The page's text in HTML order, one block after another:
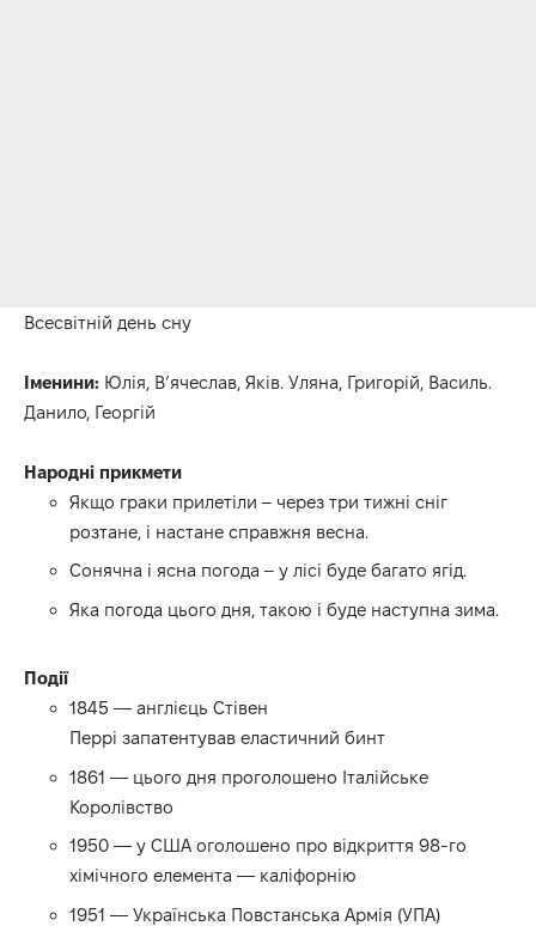
Всесвітній день сну
Іменини: Юлія, В’ячеслав, Яків. Уляна, Григорій, Василь.
Данило, Георгій
Народні прикмети
Якщо граки прилетіли – через три тижні сніг
розтане, і настане справжня весна.
Сонячна і ясна погода – у лісі буде багато ягід.
Яка погода цього дня, такою і буде наступна зима.
Події
1845 — англієць Стівен
Перрі запатентував еластичний бинт
1861 — цього дня проголошено Італійське
Королівство
1950 — у США оголошено про відкриття 98-го
хімічного елемента — каліфорнію
1951 — Українська Повстанська Армія (УПА)